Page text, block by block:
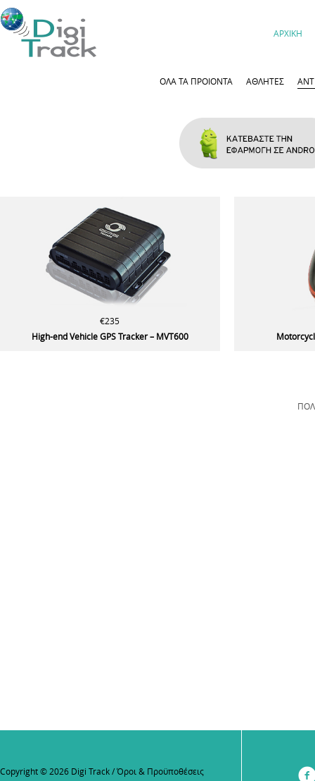
ΑΡΧΙΚΗ
ΟΛΑ ΤΑ ΠΡΟΙΟΝΤΑ ΑΘΛΗΤΕΣ
€235
High-end Vehicle GPS Tracker – MVT600
Copyright © 2026 Digi Track /Όροι & Προϋποθέσεις